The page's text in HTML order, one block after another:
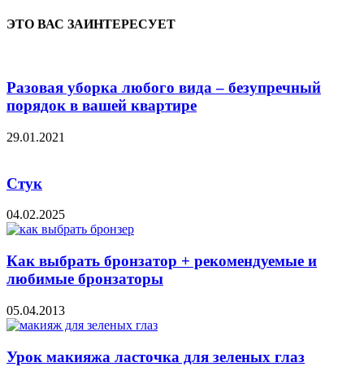
ЭТО ВАС ЗАИНТЕРЕСУЕТ
Разовая уборка любого вида – безупречный
порядок в вашей квартире
29.01.2021
Стук
04.02.2025
Как выбрать бронзатор + рекомендуемые и
любимые бронзаторы
05.04.2013
Урок макияжа ласточка для зеленых глаз